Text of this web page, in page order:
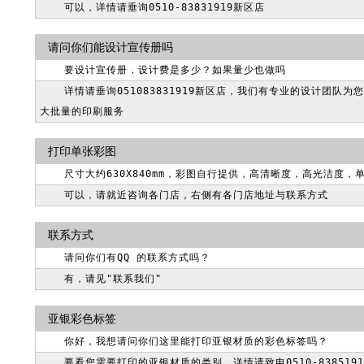
可以，详情请垂询0510-83831919新区店
请问你们能设计宣传册吗
要设计宣传册，设计费是多少？如果量少也做吗
详情请垂询051083831919新区店，我们有专业的设计团队为
大批量的印刷服务
打印单张彩图
尺寸大约630X840mm，彩图自行提供，高清晰度，高光洁度，
可以，请就近咨询各门店，右侧有各门店地址与联系方式
联系方式
请问你们有QQ 的联系方式吗？
有，请见"联系我们"
亚银彩色标签
你好，我想请问你们这里能打印亚银材质的彩色标签吗？